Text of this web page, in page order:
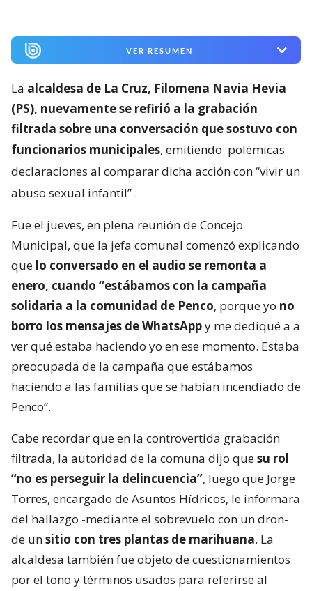
VER RESUMEN
La alcaldesa de La Cruz, Filomena Navia Hevia
(PS), nuevamente se refirió a la grabación
filtrada sobre una conversación que sostuvo con
funcionarios municipales, emitiendo polémicas
declaraciones al comparar dicha acción con “vivir un
abuso sexual infantil” .
Fue el jueves, en plena reunión de Concejo
Municipal, que la jefa comunal comenzó explicando
que lo conversado en el audio se remonta a
enero, cuando “estábamos con la campaña
solidaria a la comunidad de Penco, porque yo no
borro los mensajes de WhatsAppy me dediqué a a
ver qué estaba haciendo yo en ese momento. Estaba
preocupada de la campaña que estábamos
haciendo a las familias que se habían incendiado de
Penco”.
Cabe recordar que en la controvertida grabación
filtrada, la autoridad de la comuna dijo quesu rol
“no es perseguir la delincuencia”, luego que Jorge
Torres, encargado de Asuntos Hídricos, le informara
del hallazgo -mediante el sobrevuelo con un dron-
de unsitio con tres plantas de marihuana. La
alcaldesa también fue objeto de cuestionamientos
por el tono y términos usados para referirse al